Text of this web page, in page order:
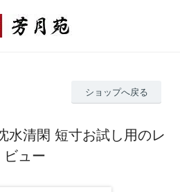
ショップへ戻る
清閑 短寸お試し用のレ
ビュー